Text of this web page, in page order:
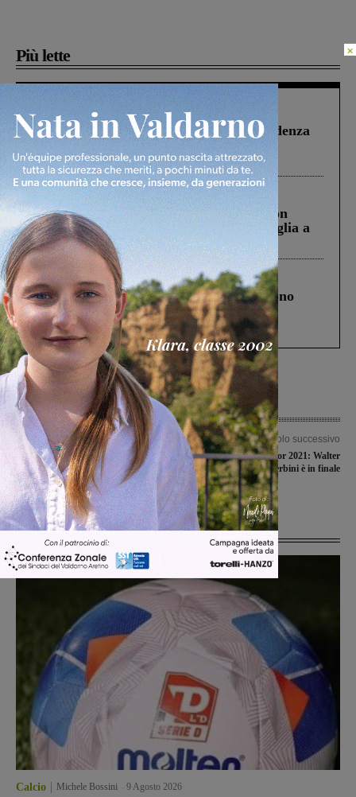
Più lette
Figline Incisa Valdarno 1 Agosto 2026
Piscina di Figline finanziata oltre la scadenza
Pnrr, il gruppo di Fratelli d’Italia: “Un
ringraziamento al Governo”
Cronaca 3 Agosto 2026
Scomparso da una struttura di Castiglion
Fiorentino l’uomo che aveva ucciso la figlia a
Levane nel 2020
Cronaca 4 Agosto 2026
Un anno fa la strage in A1 in cui morirono
Gianni, Giulia e Franco. Lo schianto, il
processo, lo stop ai sorpassi fra tir....
Articolo precedente
Prima di ritorno in C gold, la Fides
Montevarchi e la Synergy ferme ai
box
Articolo successivo
The Voice Senior 2021: Walter
Sterbini è in finale
Ultime Notizie
Calcio Michele Bossini 9 Agosto 2026
×